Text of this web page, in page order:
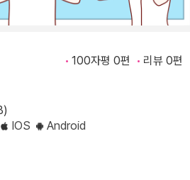
100자평 0편 리뷰 0편
IOS
Android